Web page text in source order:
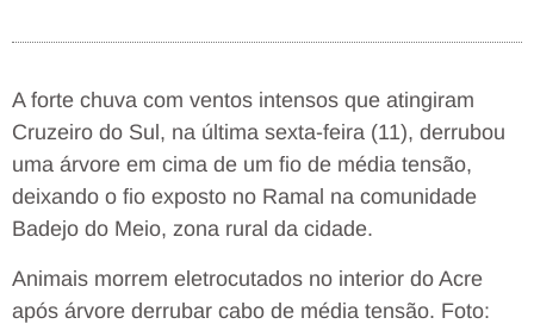
A forte chuva com ventos intensos que atingiram
Cruzeiro do Sul, na última sexta-feira (11), derrubou
uma árvore em cima de um fio de média tensão,
deixando o fio exposto no Ramal na comunidade
Badejo do Meio, zona rural da cidade.
Animais morrem eletrocutados no interior do Acre
após árvore derrubar cabo de média tensão. Foto: